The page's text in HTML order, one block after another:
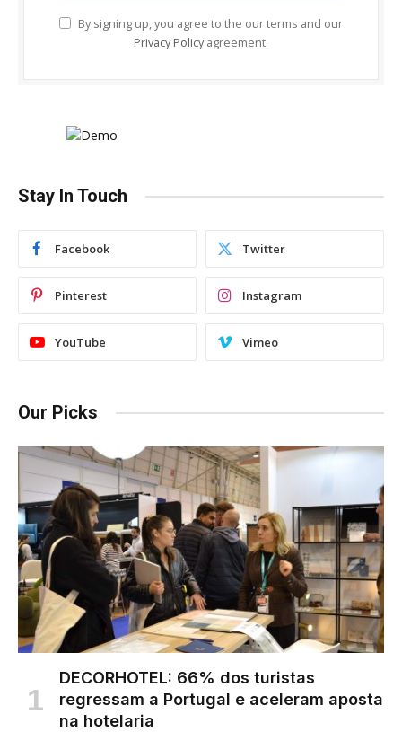
By signing up, you agree to the our terms and our
Privacy Policy agreement.
Stay In Touch
Facebook Twitter
Pinterest Instagram
YouTube Vimeo
Our Picks
DECORHOTEL: 66% dos turistas
regressam a Portugal e aceleram aposta
na hotelaria